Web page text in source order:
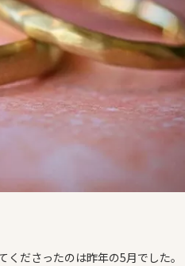
ださったのは昨年の5月でした。